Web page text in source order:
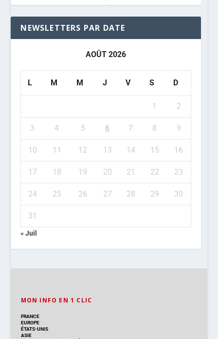
NEWSLETTERS PAR DATE
AOÛT 2026
L M M J V S D
1 2
3 4 5 6 7 8 9
10 11 12 13 14 15 16
17 18 19 20 21 22 23
24 25 26 27 28 29 30
31
« Juil
MON INFO EN 1 CLIC
FRANCE
EUROPE
ÉTATS-UNIS
ASIE